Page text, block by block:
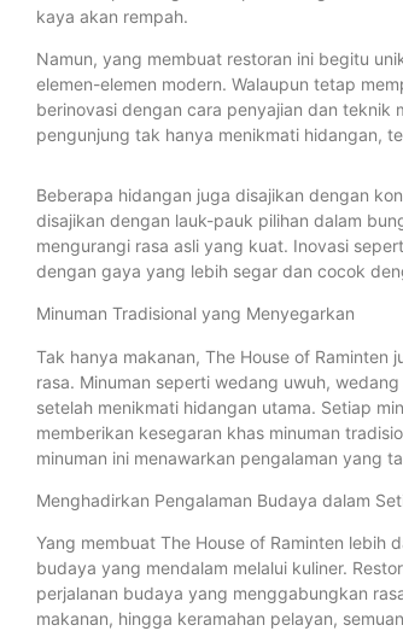
kaya akan rempah.
Namun, yang membuat restoran ini begitu
elemen-elemen modern. Walaupun tetap
berinovasi dengan cara penyajian dan teknik
pengunjung tak hanya menikmati hidangan,
Beberapa hidangan juga disajikan dengan
disajikan dengan lauk-pauk pilihan dalam
mengurangi rasa asli yang kuat. Inovasi
dengan gaya yang lebih segar dan cocok
Minuman Tradisional yang Menyegarkan
Tak hanya makanan, The House of
rasa. Minuman seperti wedang uwuh,
setelah menikmati hidangan utama. Setiap
memberikan kesegaran khas minuman
minuman ini menawarkan pengalaman yang
Menghadirkan Pengalaman Budaya dalam
Yang membuat The House of Raminten lebih
budaya yang mendalam melalui kuliner.
perjalanan budaya yang menggabungkan
makanan, hingga keramahan pelayan,